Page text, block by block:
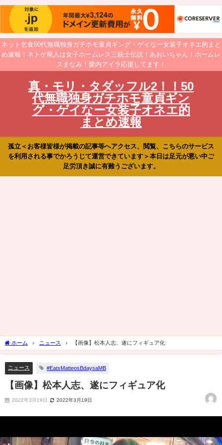
ネット乞食50代無職独身ガチホモ童貞ギング・ゲイなー女装子オネエ的まと
め速報！ネトゲ廃人は女子ホームレス三銃士伝説！あおいちゃん！ホームレ
スまなみ！愛内アイラ応援してます！
真・モリ・タダッフル2！！50
代無職独身ガチホモ童貞ギン
グ・ゲイなー女装子オネエ的
まとめ速報
孤立＜お客様皆様が掲載の記事等へアクセス、閲覧、こちらのサービス
を利用される事でかろうじて運営できています＞本日は足元が悪い中ご
足労頂き誠に有難うございます。
ホーム ニュース 【画像】松本人志、遂にフィギュア化
ニュース #EatsMatteosBdaysaMB
【画像】松本人志、遂にフィギュア化
2022年3月19日 2022年3月19日